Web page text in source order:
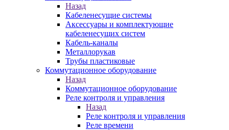
Назад
Кабеленесущие системы
Аксессуары и комплектующие
кабеленесущих систем
Кабель-каналы
Металлорукав
Трубы пластиковые
Коммутационное оборудование
Назад
Коммутационное оборудование
Реле контроля и управления
Назад
Реле контроля и управления
Реле времени